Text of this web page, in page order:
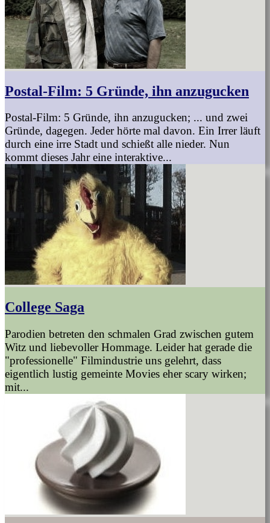
Postal-Film: 5 Gründe, ihn anzugucken
Postal-Film: 5 Gründe, ihn anzugucken; ... und zwei
Gründe, dagegen. Jeder hörte mal davon. Ein Irrer läuft
durch eine irre Stadt und schießt alle nieder. Nun
kommt dieses Jahr eine interaktive...
College Saga
Parodien betreten den schmalen Grad zwischen gutem
Witz und liebevoller Hommage. Leider hat gerade die
"professionelle" Filmindustrie uns gelehrt, dass
eigentlich lustig gemeinte Movies eher scary wirken;
mit...